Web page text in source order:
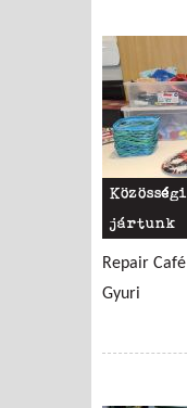
jártunk
Repair
Gyuri